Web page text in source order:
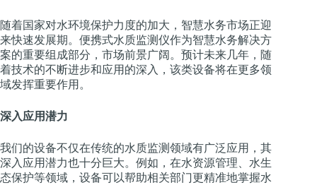
随着国家对水环境保护力度的加大，智慧水务市场正迎
来快速发展期。便携式水质监测仪作为智慧水务解决方
案的重要组成部分，市场前景广阔。预计未来几年，随
着技术的不断进步和应用的深入，该类设备将在更多领
域发挥重要作用。
深入应用潜力
我们的设备不仅在传统的水质监测领域有广泛应用，其
深入应用潜力也十分巨大。例如，在水资源管理、水生
态保护等领域，设备可以帮助相关部门更精准地掌握水